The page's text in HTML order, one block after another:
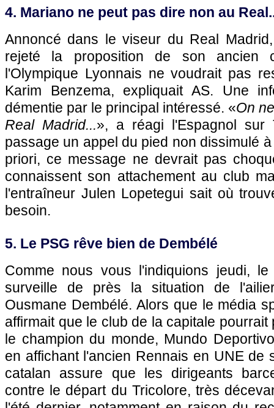
4. Mariano ne peut pas dire non au
Annoncé dans le viseur du Real
rejeté la proposition de son ancien
l'Olympique Lyonnais ne voudrait pas
Karim Benzema, expliquait AS. Une
démentie par le principal intéressé. «On
Real Madrid...», a réagi l'Espagnol sur
passage un appel du pied non dissimulé
priori, ce message ne devrait pas
connaissent son attachement au club
l'entraîneur Julen Lopetegui sait où
besoin.
5. Le PSG rêve bien de Dembélé
Comme nous vous l'indiquions jeudi, le
surveille de près la situation de
Ousmane Dembélé. Alors que le média
affirmait que le club de la capitale
le champion du monde, Mundo
en affichant l'ancien Rennais en UNE de
catalan assure que les dirigeants
contre le départ du Tricolore, très